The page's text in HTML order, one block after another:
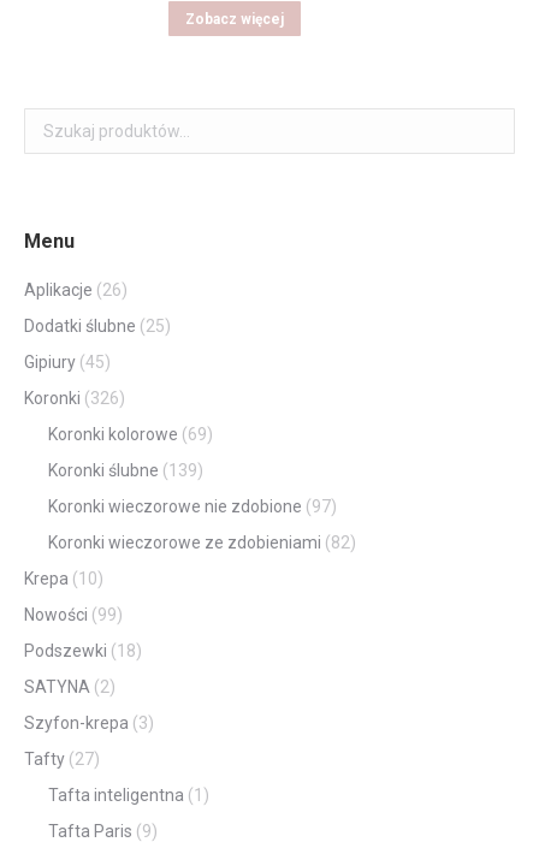
wynosiła:
Zobacz więcej
Menu
Aplikacje (26)
Dodatki ślubne (25)
Gipiury (45)
Koronki (326)
Koronki kolorowe (69)
Koronki ślubne (139)
Koronki wieczorowe nie zdobione (97)
Koronki wieczorowe ze zdobieniami (82)
Krepa (10)
Nowości (99)
Podszewki (18)
SATYNA (2)
Szyfon-krepa (3)
Tafty (27)
Tafta inteligentna (1)
Tafta Paris (9)